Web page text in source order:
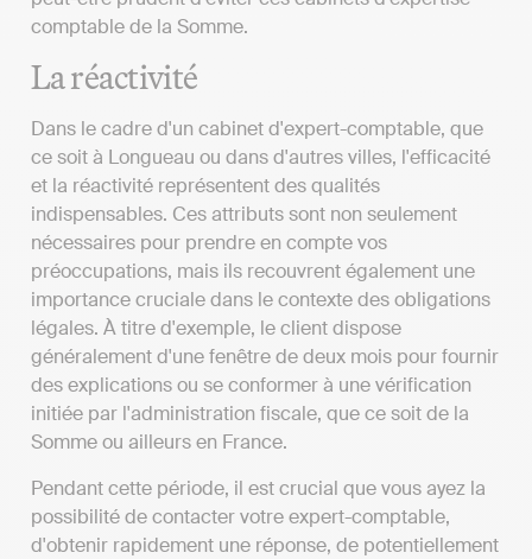
comptable de la Somme.
La réactivité
Dans le cadre d'un cabinet d'expert-comptable, que
ce soit à Longueau ou dans d'autres villes, l'efficacité
et la réactivité représentent des qualités
indispensables. Ces attributs sont non seulement
nécessaires pour prendre en compte vos
préoccupations, mais ils recouvrent également une
importance cruciale dans le contexte des obligations
légales. À titre d'exemple, le client dispose
généralement d'une fenêtre de deux mois pour fournir
des explications ou se conformer à une vérification
initiée par l'administration fiscale, que ce soit de la
Somme ou ailleurs en France.
Pendant cette période, il est crucial que vous ayez la
possibilité de contacter votre expert-comptable,
d'obtenir rapidement une réponse, de potentiellement